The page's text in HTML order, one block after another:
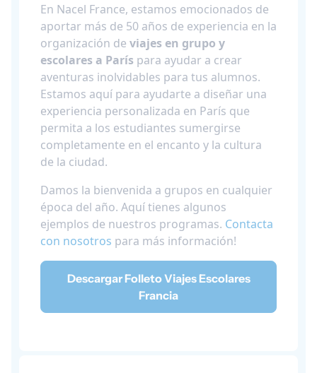
En Nacel France, estamos emocionados de
aportar más de 50 años de experiencia en la
organización de viajes en grupo y
escolares a París para ayudar a crear
aventuras inolvidables para tus alumnos.
Estamos aquí para ayudarte a diseñar una
experiencia personalizada en París que
permita a los estudiantes sumergirse
completamente en el encanto y la cultura
de la ciudad.
Damos la bienvenida a grupos en cualquier
época del año. Aquí tienes algunos
ejemplos de nuestros programas. Contacta
con nosotros para más información!
Descargar Folleto Viajes Escolares
Francia